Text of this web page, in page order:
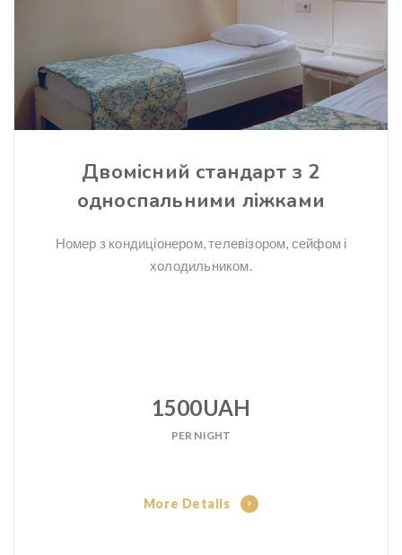
Двомісний стандарт з 2
односпальними ліжками
Номер з кондиціонером, телевізором, сейфом і
холодильником.
1500UAH
PER NIGHT
More Details